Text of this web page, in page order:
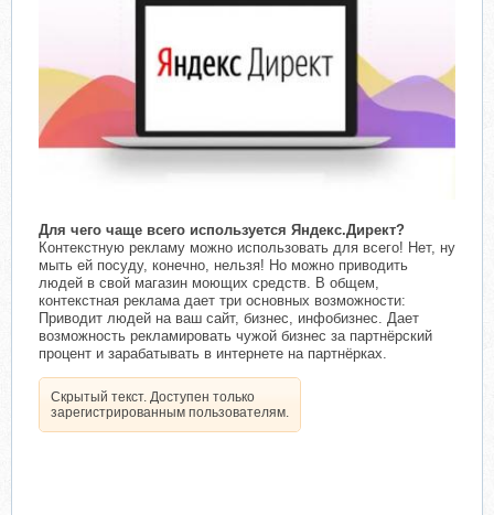
Для чего чаще всего используется Яндекс.Директ?
Контекстную рекламу можно использовать для всего! Нет, ну
мыть ей посуду, конечно, нельзя! Но можно приводить
людей в свой магазин моющих средств. В общем,
контекстная реклама дает три основных возможности:
Приводит людей на ваш сайт, бизнес, инфобизнес. Дает
возможность рекламировать чужой бизнес за партнёрский
процент и зарабатывать в интернете на партнёрках.
Скрытый текст. Доступен только
зарегистрированным пользователям.